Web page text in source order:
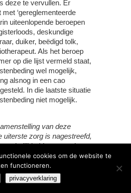
deze te vervullen. Er
‘gereglementeerde
uiteenlopende beroepen
deskundige
duiker, beëdigd tolk,
Als het beroep
op die lijst vermeld staat,
wel mogelijk,
alsnog in een cao
In die laatste situatie
niet mogelijk.
van deze
uiterste zorg is nagestreefd,
aanvaard voor
of onjuistheden. Vanwege
karakter van de
deze niet bedoeld om alle
die noodzakelijk is
cookies om de website te
functioneren.
privacyverklaring